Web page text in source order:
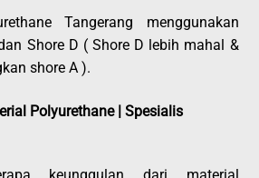
Tangerang menggunakan
Shore D ( Shore D lebih mahal &
shore A ).
Polyurethane | Spesialis